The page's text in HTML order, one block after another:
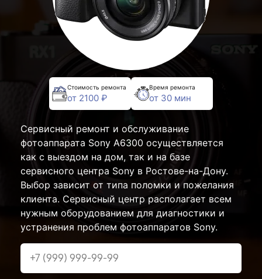
Стоимость ремонта
от 2100 ₽
Время ремонта
от 30 мин
Сервисный ремонт и обслуживание
фотоаппарата Sony A6300 осуществляется
как с выездом на дом, так и на базе
сервисного центра Sony в Ростове-на-Дону.
Выбор зависит от типа поломки и пожелания
клиента. Сервисный центр располагает всем
нужным оборудованием для диагностики и
устранения проблем фотоаппаратов Sony.